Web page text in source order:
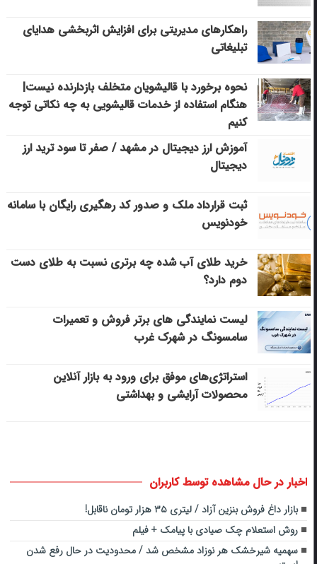
راهکارهای مدیریتی برای افزایش اثربخشی هدایای
تبلیغاتی
نحوه برخورد با قالیشویان متخلف بازدارنده نیست|
هنگام استفاده از خدمات قالیشویی به چه نکاتی توجه
کنیم
آموزش ارز دیجیتال در مشهد / صفر تا سود ترید ارز
دیجیتال
ثبت قرارداد ملک و صدور کد رهگیری رایگان با سامانه
خودنویس
خرید طلای آب شده چه برتری نسبت به طلای دست
دوم دارد؟
لیست نمایندگی های برتر فروش و تعمیرات
سامسونگ در شهرک غرب
استراتژی‌های موفق برای ورود به بازار آنلاین
محصولات آرایشی و بهداشتی
اخبار در حال مشاهده توسط کاربران
بازار داغ فروش بنزین آزاد / لیتری ۳۵ هزار تومان ناقابل!
روش استعلام چک صیادی با پیامک + فیلم
سهمیه شیرخشک هر نوزاد مشخص شد / محدودیت در حال رفع شدن